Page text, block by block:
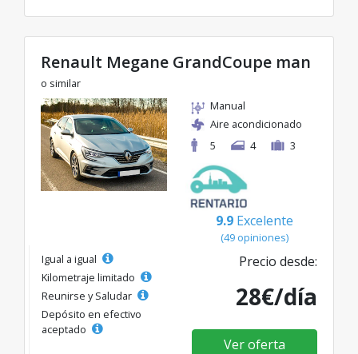
Renault Megane GrandCoupe man
o similar
Manual
Aire acondicionado
5
4 3
9.9 Excelente
(49 opiniones)
Igual a igual
Kilometraje limitado
Reunirse y Saludar
Depósito en efectivo
aceptado
Precio desde:
28€/día
Ver oferta